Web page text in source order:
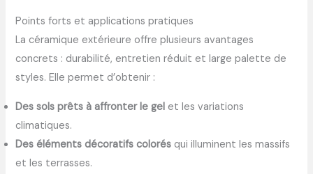
Points forts et applications pratiques
La céramique extérieure offre plusieurs avantages
concrets : durabilité, entretien réduit et large palette de
styles. Elle permet d’obtenir :
Des sols prêts à affronter le gel et les variations
climatiques.
Des éléments décoratifs colorés qui illuminent les massifs
et les terrasses.